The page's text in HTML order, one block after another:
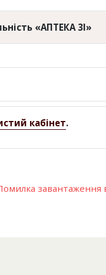
«АПТЕКА 3I»
кабінет.
завантаження